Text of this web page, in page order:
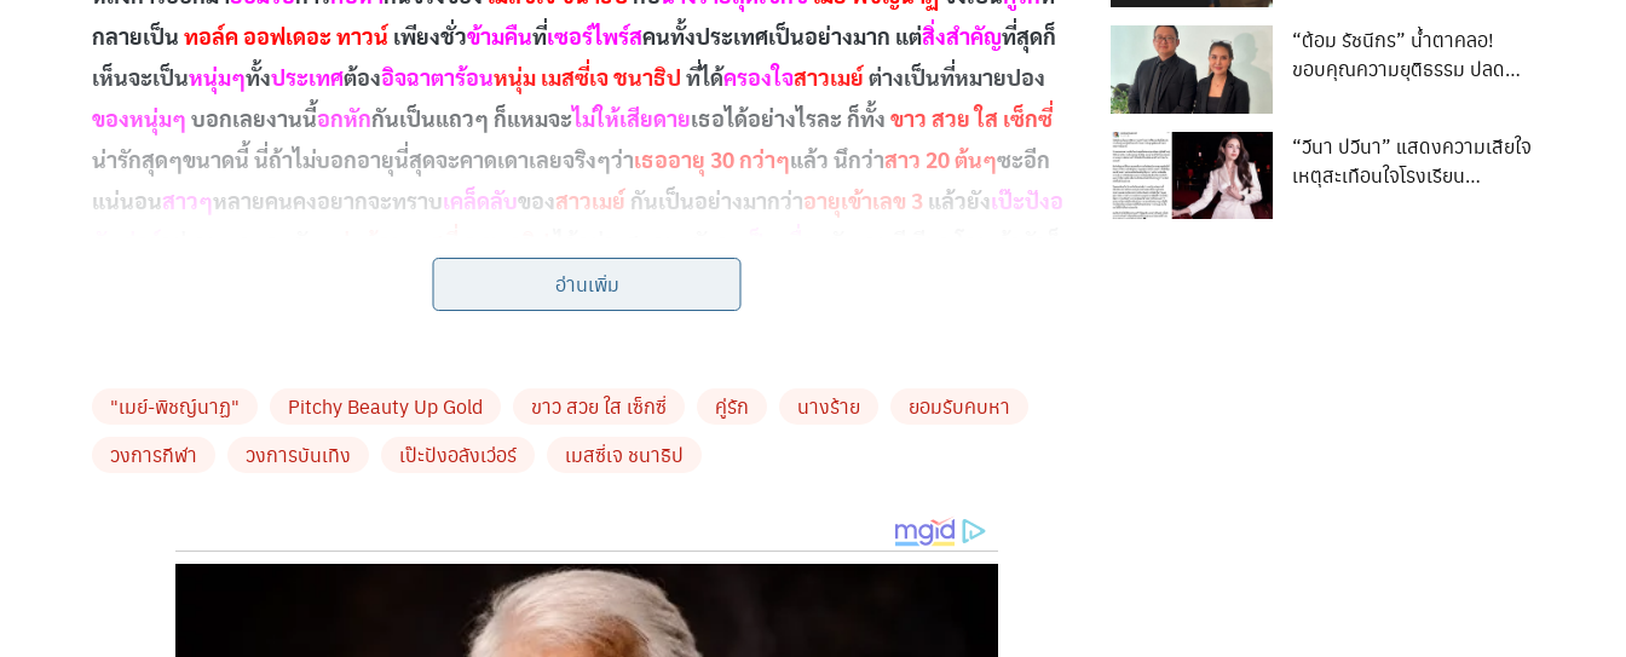
กลายเป็น ทอล์ค ออฟเดอะ ทาวน์ เพียงชั่วข้ามคืนที่เซอร์ไพร์สคนทั้งประเทศเป็นอย่างมาก แต่สิ่งสำคัญที่สุดก็
เห็นจะเป็นหนุ่มๆทั้งประเทศต้องอิจฉาตาร้อนหนุ่ม เมสซี่เจ ชนาธิป ที่ได้ครองใจสาวเมย์ ต่างเป็นที่หมายปอง
ของหนุ่มๆ บอกเลยงานนี้อกหักกันเป็นแถวๆ ก็แหมจะไม่ให้เสียดายเธอได้อย่างไรละ ก็ทั้ง ขาว สวย ใส เซ็กซี่
น่ารักสุดๆขนาดนี้ นี่ถ้าไม่บอกอายุนี่สุดจะคาดเดาเลยจริงๆว่าเธออายุ 30 กว่าๆแล้ว นึกว่าสาว 20 ต้นๆซะอีก
แน่นอนสาวๆหลายคนคงอยากจะทราบเคล็ดลับของสาวเมย์ กันเป็นอย่างมากว่าอายุเข้าเลข 3 แล้วยังเป๊ะปังอ
กันชัดๆ ที่ใครเห็นเป็นต้องทักตลอดว่าสาวเมย์
ด้วยตัวเองมากที่สุด สาวเมย์ยังบอกอีกว่าเคล็ดลับนี้ไม่หวงนะจ๊ะสาวๆเอาไปใช้ต่อได้เลย แล้วจะมีผิวที่สวยใสอม
ชมพู ด้วย เซตพิชชี่บิวตี้ อัพโกลด์ เซตนี้ละคะคู๊ณ” สาวเมย์ ได้กล่าวไว้จ้า
อ่านเพิ่ม
"เมย์-พิชญ์นาฏ" Pitchy Beauty Up Gold ขาว สวย ใส เซ็กซี่ คู่รัก นางร้าย
ยอมรับคบหา
วงการกีฬา
วงการบันเทิง เป๊ะปังอลังเว่อร์ เมสซี่เจ ชนาธิป
“ต้อม รัชนีกร” น้ำตาคลอ!
ขอบคุณความยุติธรรม ปลด
“วีนา ปวีนา” แสดงความเสียใจ
เหตุสะเทือนใจโรงเรียน